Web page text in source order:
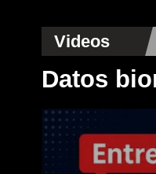
Videos
Datos